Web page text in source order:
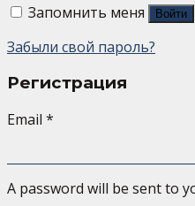
Запомнить меня Войти
Забыли свой пароль?
Регистрация
Email *
A password will be sent to